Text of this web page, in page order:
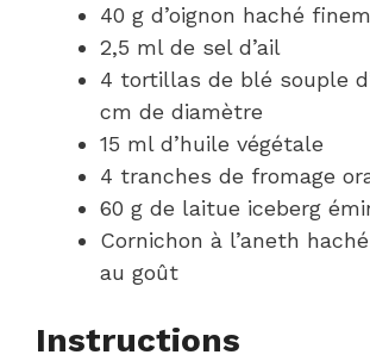
40 g d’oignon haché
2,5 ml de sel d’ail
4 tortillas de blé souple
cm de diamètre
15 ml d’huile végétale
4 tranches de fromage
60 g de laitue iceberg
Cornichon à l’aneth
au goût
Instructions